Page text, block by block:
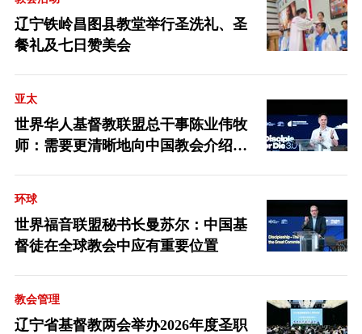
辽宁铁岭昌图县教堂举行圣洗礼、圣
餐礼及七日赞美会
亚太
世界华人基督教联盟总干事陈业伟牧
师：需要更清晰地向中国教会介绍福
环球
世界福音联盟秘书长曼苏尔：中国基
督徒在全球教会中应有重要位置
教会管理
辽宁省基督教两会举办2026年度圣职